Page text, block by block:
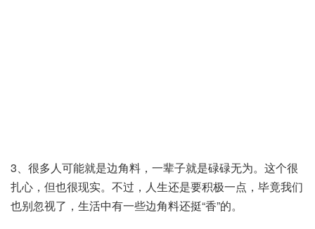
3、很多人可能就是边角料，一辈子就是碌碌无为。这个很
扎心，但也很现实。不过，人生还是要积极一点，毕竟我们
也别忽视了，生活中有一些边角料还挺“香”的。